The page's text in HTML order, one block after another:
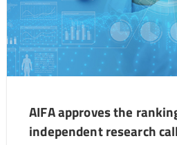
AIFA approves the
independent research